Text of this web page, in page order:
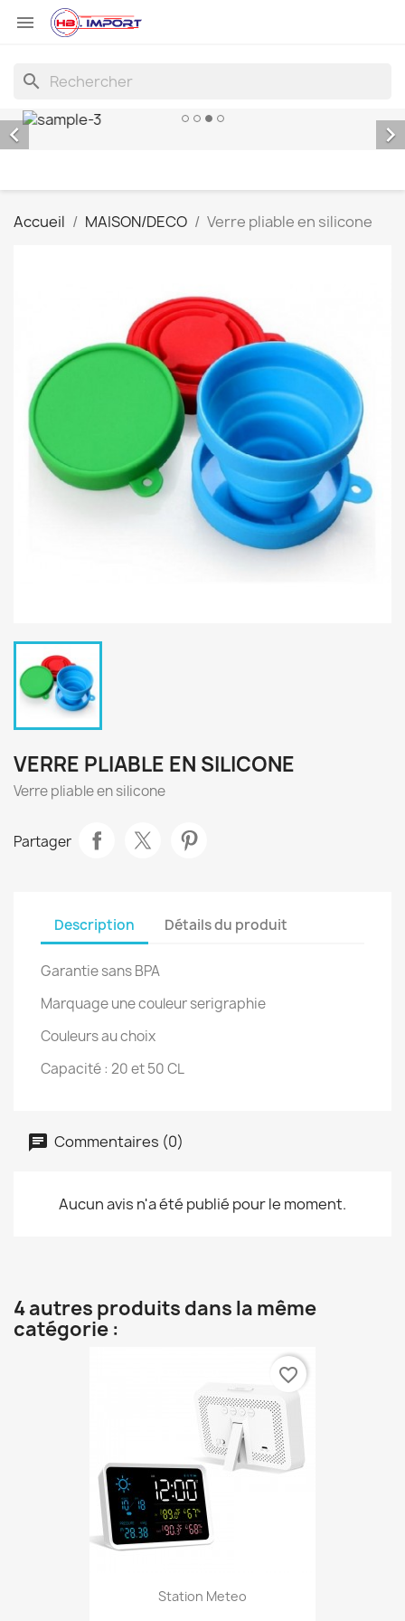

search
 
Accueil MAISON/DECO Verre pliable en silicone
VERRE PLIABLE EN SILICONE
Verre pliable en silicone
Partager
Description Détails du produit
Garantie sans BPA
Marquage une couleur serigraphie
Couleurs au choix
Capacité : 20 et 50 CL
Commentaires (0)
Aucun avis n'a été publié pour le moment.
4 autres produits dans la même
catégorie :
Station Meteo
favorite_border